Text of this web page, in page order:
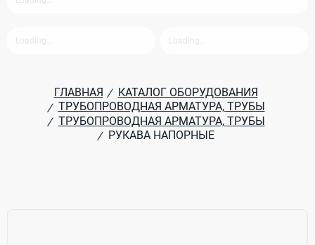
ГЛАВНАЯ / КАТАЛОГ ОБОРУДОВАНИЯ
/ ТРУБОПРОВОДНАЯ АРМАТУРА, ТРУБЫ
/ ТРУБОПРОВОДНАЯ АРМАТУРА, ТРУБЫ
/ РУКАВА НАПОРНЫЕ